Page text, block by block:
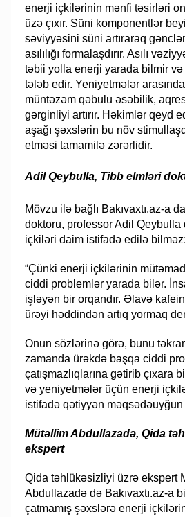
enerji içkilərinin mənfi təsirləri
üzə çıxır. Süni komponentlər
səviyyəsini süni artıraraq
asılılığı formalaşdırır. Asılı
təbii yolla enerji yarada bilmir
tələb edir. Yeniyetmələr
müntəzəm qəbulu əsəbilik,
gərginliyi artırır. Həkimlər qeyd
aşağı şəxslərin bu növ
etməsi tamamilə zərərlidir.
Adil Qeybulla, Tibb elmləri
Mövzu ilə bağlı Bakıvaxtı.az-a
doktoru, professor Adil Qeybulla
içkiləri daim istifadə edilə bilməz:
“Çünki enerji içkilərinin
ciddi problemlər yarada bilər.
işləyən bir orqandır. Əlavə
ürəyi həddindən artıq yormaq
Onun sözlərinə görə, bunu
zamanda ürəkdə başqa ciddi
çatışmazlıqlarına gətirib çıxara
və yeniyetmələr üçün enerji
istifadə qətiyyən məqsədəuyğun
Mütəllim Abdullazadə, Qida
ekspert
Qida təhlükəsizliyi üzrə ekspert
Abdullazadə də Bakıvaxtı.az-a
çatmamış şəxslərə enerji